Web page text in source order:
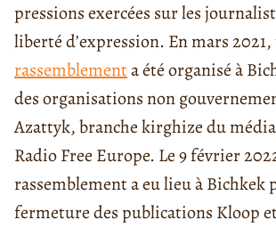
pressions exercées sur les
liberté d’expression. En mars
rassemblementa été organisé à
des organisations non
Azattyk, branche kirghize du
Radio Free Europe. Le 9 février
rassemblement a eu lieu à Bichkek
fermeture des publications Kloop